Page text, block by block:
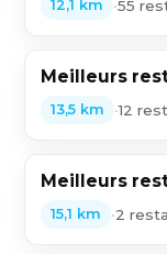
12,1 km •55
Meilleurs
13,5 km •12
Meilleurs
15,1 km •2